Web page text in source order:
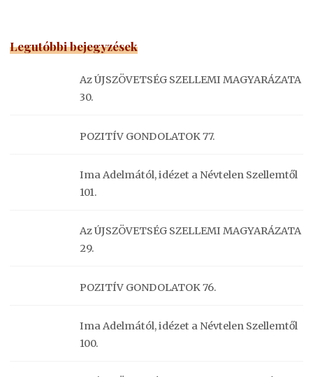
Legutóbbi bejegyzések
Az ÚJSZÖVETSÉG SZELLEMI MAGYARÁZATA
30.
POZITÍV GONDOLATOK 77.
Ima Adelmától, idézet a Névtelen Szellemtől
101.
Az ÚJSZÖVETSÉG SZELLEMI MAGYARÁZATA
29.
POZITÍV GONDOLATOK 76.
Ima Adelmától, idézet a Névtelen Szellemtől
100.